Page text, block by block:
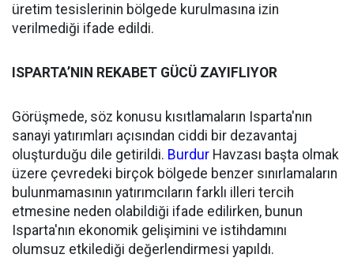
üretim tesislerinin bölgede kurulmasına izin
verilmediği ifade edildi.
ISPARTA’NIN REKABET GÜCÜ ZAYIFLIYOR
Görüşmede, söz konusu kısıtlamaların Isparta'nın
sanayi yatırımları açısından ciddi bir dezavantaj
oluşturduğu dile getirildi. Burdur Havzası başta olmak
üzere çevredeki birçok bölgede benzer sınırlamaların
bulunmamasının yatırımcıların farklı illeri tercih
etmesine neden olabildiği ifade edilirken, bunun
Isparta'nın ekonomik gelişimini ve istihdamını
olumsuz etkilediği değerlendirmesi yapıldı.